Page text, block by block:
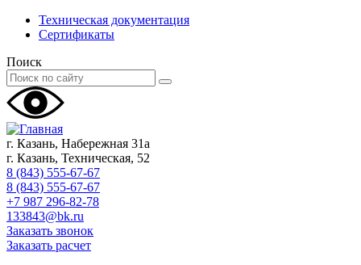
Техническая документация
Сертификаты
Поиск
г. Казань, Набережная 31а
г. Казань, Техническая, 52
8 (843) 555-67-67
8 (843) 555-67-67
+7 987 296-82-78
133843@bk.ru
Заказать звонок
Заказать расчет